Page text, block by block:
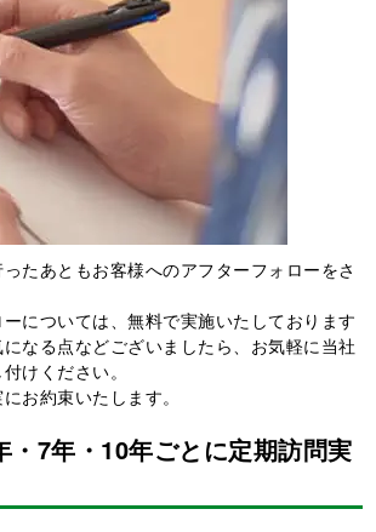
たあともお客様へのアフターフォローをさ
については、無料で実施いたしております
なる点などございましたら、お気軽に当社
けください。
お約束いたします。
・7年・10年ごとに定期訪問実